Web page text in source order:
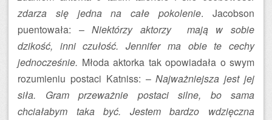
zdarza się jedna na całe pokolenie. Jacobson
puentowała: –Niektórzy aktorzy mają w sobie
dzikość, inni czułość. Jennifer ma obie te cechy
jednocześnie. Młoda aktorka tak opowiadała o swym
rozumieniu postaci Katniss: –Najważniejsza jest jej
siła. Gram przeważnie postaci silne, bo sama
chciałabym taka być. Jestem bardzo wdzięczna